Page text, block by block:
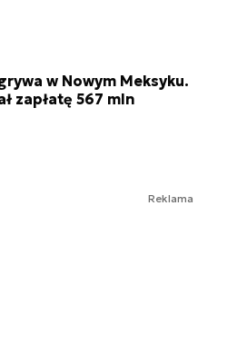
w Nowym Meksyku.
zapłatę 567 mln
Reklama